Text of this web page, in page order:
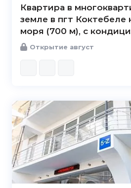
Квартира в
земле в пгт Коктебеле
моря (700 м), с
Открытие август